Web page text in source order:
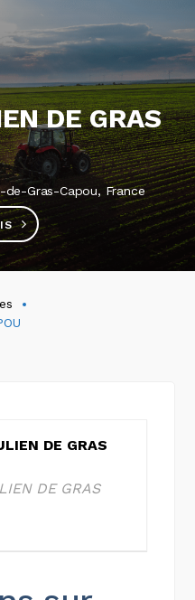
DE GRAS
Gras-Capou, France
DE GRAS
DE GRAS